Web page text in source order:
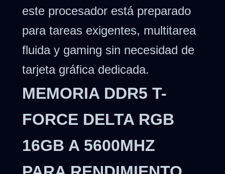
este procesador está preparado
para tareas exigentes, multitarea
fluida y gaming sin necesidad de
tarjeta gráfica dedicada.
MEMORIA DDR5 T-
FORCE DELTA RGB
16GB A 5600MHZ